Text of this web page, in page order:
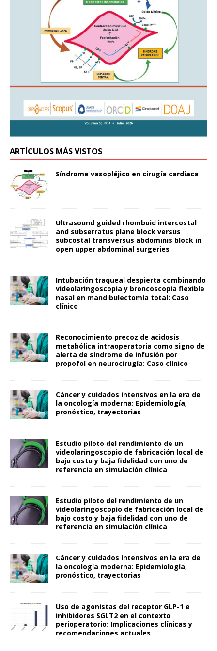
ARTÍCULOS MÁS VISTOS
Síndrome vasopléjico en cirugía cardíaca
Ultrasound guided rhomboid intercostal
and subserratus plane block versus
subcostal transversus abdominis block in
open upper abdominal surgeries
Intubación traqueal despierta combinando
videolaringoscopia y broncoscopia flexible
nasal en mandibulectomía total: Caso
clínico
Reconocimiento precoz de acidosis
metabólica intraoperatoria como signo de
alerta de síndrome de infusión por
propofol en neurocirugía: Caso clínico
Cáncer y cuidados intensivos en la era de
la oncología moderna: Epidemiología,
pronóstico, trayectorias
Estudio piloto del rendimiento de un
videolaringoscopio de fabricación local de
bajo costo y baja fidelidad con uno de
referencia en simulación clínica
Estudio piloto del rendimiento de un
videolaringoscopio de fabricación local de
bajo costo y baja fidelidad con uno de
referencia en simulación clínica
Cáncer y cuidados intensivos en la era de
la oncología moderna: Epidemiología,
pronóstico, trayectorias
Uso de agonistas del receptor GLP-1 e
inhibidores SGLT2 en el contexto
perioperatorio: Implicaciones clínicas y
recomendaciones actuales